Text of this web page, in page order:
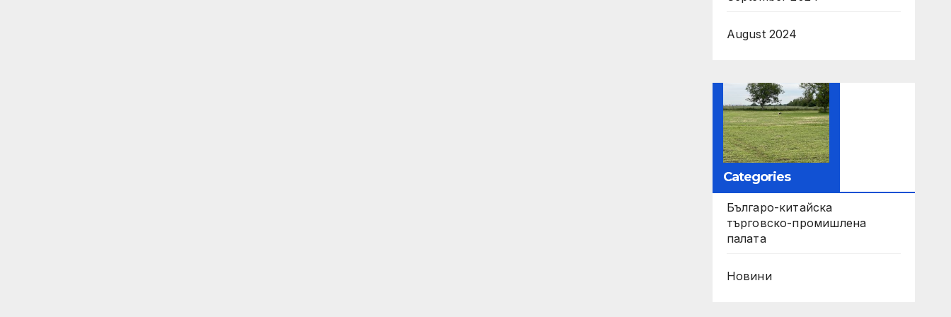
August 2024
Categories
Българо-китайска
търговско-промишлена
палата
Новини